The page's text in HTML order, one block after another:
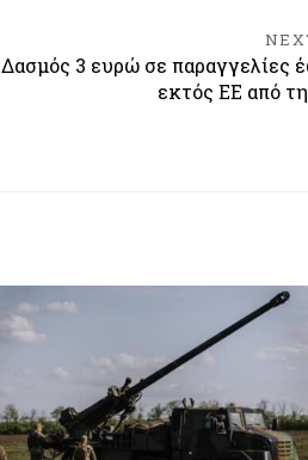
Δασμός 3 ευρώ σε παραγγελίες
εκτός ΕΕ από